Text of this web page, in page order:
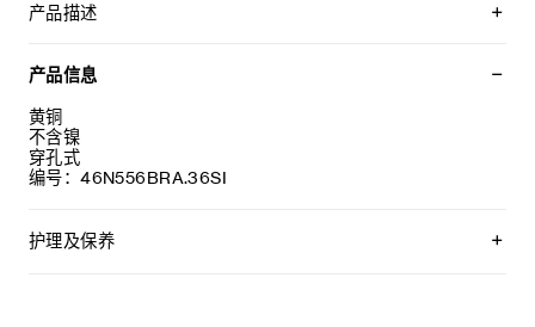
产品描述
产品信息
黄铜
不含镍
穿孔式
编号：46N556BRA.36SI
护理及保养